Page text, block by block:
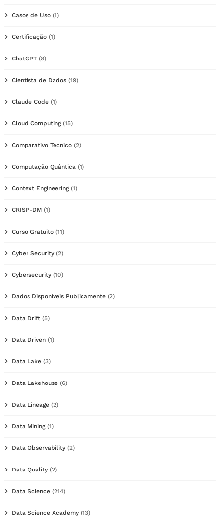
Casos de Uso (1)
Certificação (1)
ChatGPT (8)
Cientista de Dados (19)
Claude Code (1)
Cloud Computing(15)
Comparativo Técnico (2)
Computação Quântica (1)
Context Engineering(1)
CRISP-DM (1)
Curso Gratuito (11)
Cyber Security (2)
Cybersecurity (10)
Dados Disponíveis Publicamente (2)
Data Drift (5)
Data Driven (1)
Data Lake (3)
Data Lakehouse (6)
Data Lineage (2)
Data Mining(1)
Data Observability (2)
Data Quality (2)
Data Science (214)
Data Science Academy (13)